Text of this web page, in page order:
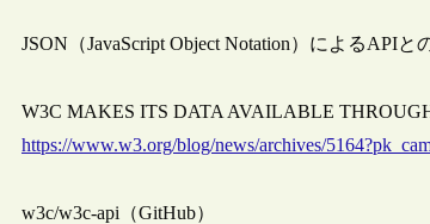
JSON（JavaScript Object Notation）によるAPI
W3C MAKES ITS DATA AVAILABLE
https://www.w3.org/blog/news/archives/
w3c/w3c-api（GitHub）